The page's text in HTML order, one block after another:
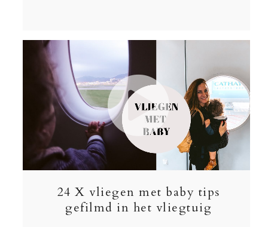
24 X vliegen met baby tips
gefilmd in het vliegtuig